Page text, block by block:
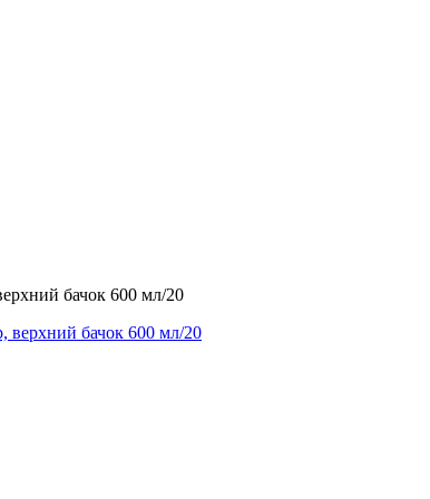
бачок 600 мл/20